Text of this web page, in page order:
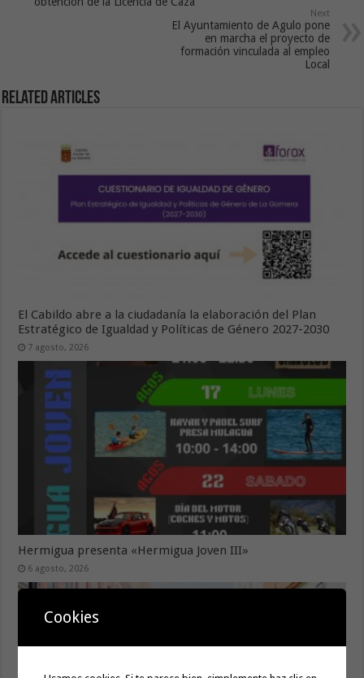
Next
El Ayuntamiento de Agulo pone
en marcha el proyecto de
formación vinculada al empleo
Local
Related Articles
El Cabildo abre a la ciudadanía la elaboración del Plan
Estratégico de Igualdad y Políticas de Género 2027-2030
7 agosto, 2026
Hermigua presenta «Hermigua Joven III»
6 agosto, 2026
Cookies